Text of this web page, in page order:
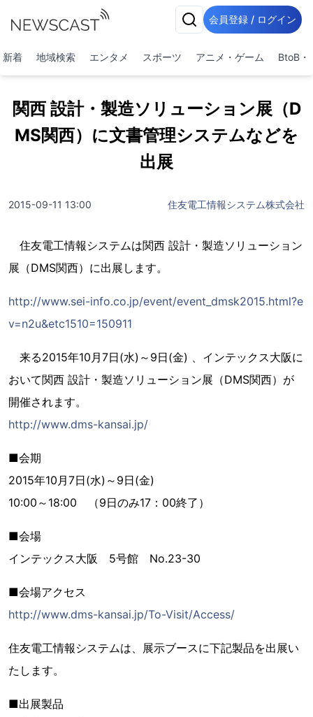
会員登録 / ログイン
新着 地域検索 エンタメ スポーツ アニメ・ゲーム BtoB・
関西 設計・製造ソリューション展（D
MS関西）に文書管理システムなどを
出展
2015-09-11 13:00 住友電工情報システム株式会社
住友電工情報システムは関西 設計・製造ソリューション
展（DMS関西）に出展します。
http://www.sei-info.co.jp/event/event_dmsk2015.html?e
v=n2u&etc1510=150911
来る2015年10月7日(水)～9日(金) 、インテックス大阪に
おいて関西 設計・製造ソリューション展（DMS関西）が
開催されます。
http://www.dms-kansai.jp/
■会期
2015年10月7日(水)～9日(金)
10:00～18:00 （9日のみ17：00終了）
■会場
インテックス大阪 5号館 No.23-30
■会場アクセス
http://www.dms-kansai.jp/To-Visit/Access/
住友電工情報システムは、展示ブースに下記製品を出展い
たします。
■出展製品